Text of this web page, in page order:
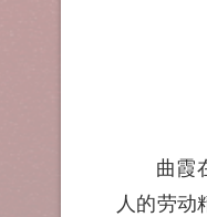
曲霞
人的劳动